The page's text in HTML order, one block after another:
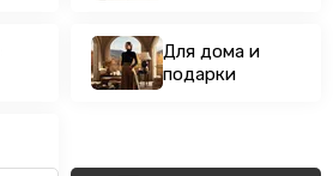
Для дома и
подарки